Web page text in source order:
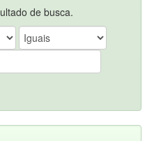
de busca.